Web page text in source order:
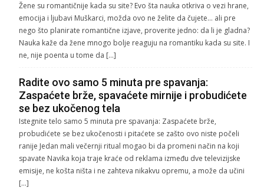
Žene su romantičnije kada su site? Evo šta nauka otkriva o vezi hrane,
emocija i ljubavi Muškarci, možda ovo ne želite da čujete… ali pre
nego što planirate romantične izjave, proverite jedno: da li je gladna?
Nauka kaže da žene mnogo bolje reaguju na romantiku kada su site. I
ne, nije poenta u tome da […]
Radite ovo samo 5 minuta pre spavanja:
Zaspaćete brže, spavaćete mirnije i probudićete
se bez ukočenog tela
Istegnite telo samo 5 minuta pre spavanja: Zaspaćete brže,
probudićete se bez ukočenosti i pitaćete se zašto ovo niste počeli
ranije Jedan mali večernji ritual mogao bi da promeni način na koji
spavate Navika koja traje kraće od reklama između dve televizijske
emisije, ne košta ništa i ne zahteva nikakvu opremu, a može da učini
[…]